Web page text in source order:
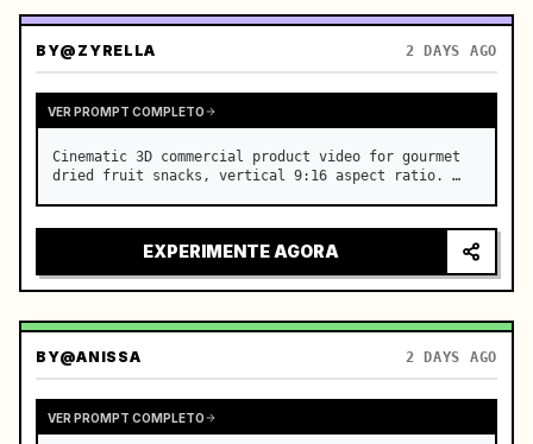
BY@ZYRELLA 2 DAYS AGO
VER PROMPT COMPLETO
Cinematic 3D commercial product video for gourmet
dried fruit snacks, vertical 9:16 aspect ratio. …
EXPERIMENTE AGORA
BY@ANISSA 2 DAYS AGO
VER PROMPT COMPLETO